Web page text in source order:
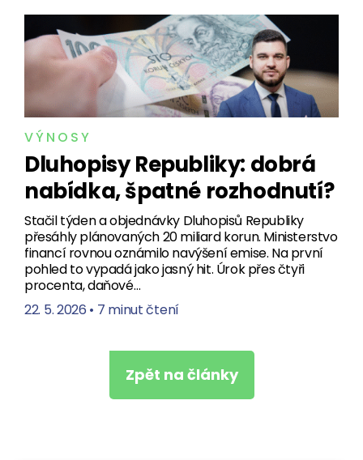
VÝNOSY
Dluhopisy Republiky: dobrá
nabídka, špatné rozhodnutí?
Stačil týden a objednávky Dluhopisů Republiky
přesáhly plánovaných 20 miliard korun. Ministerstvo
financí rovnou oznámilo navýšení emise. Na první
pohled to vypadá jako jasný hit. Úrok přes čtyři
procenta, daňové…
22. 5. 2026 • 7 minut čtení
Zpět na články